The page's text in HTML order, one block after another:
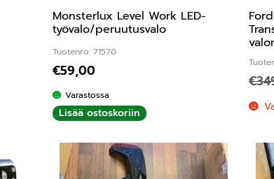
Monsterlux Level Work LED-
työvalo/peruutusvalo
Tuotenro: 71570
€59,00
Varastossa
Lisää ostoskoriin
€